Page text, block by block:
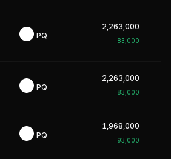
PQ
2,263,000
83,000
PQ
2,263,000
83,000
PQ
1,968,000
93,000